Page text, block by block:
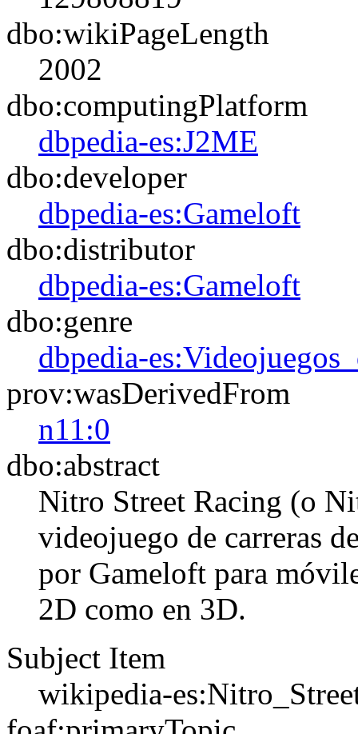
dbo:wikiPageLength
2002
dbo:computingPlatform
dbpedia-es:J2ME
dbo:developer
dbpedia-es:Gameloft
dbo:distributor
dbpedia-es:Gameloft
dbo:genre
dbpedia-
prov:wasDerivedFrom
n11:0
dbo:abstract
Nitro Street Racing (o
videojuego de carreras
por Gameloft para
2D como en 3D.​​​
Subject Item
wikipedia-